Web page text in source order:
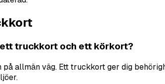
truckkort och ett körkort?
på allmän väg. Ett truckkort ger dig